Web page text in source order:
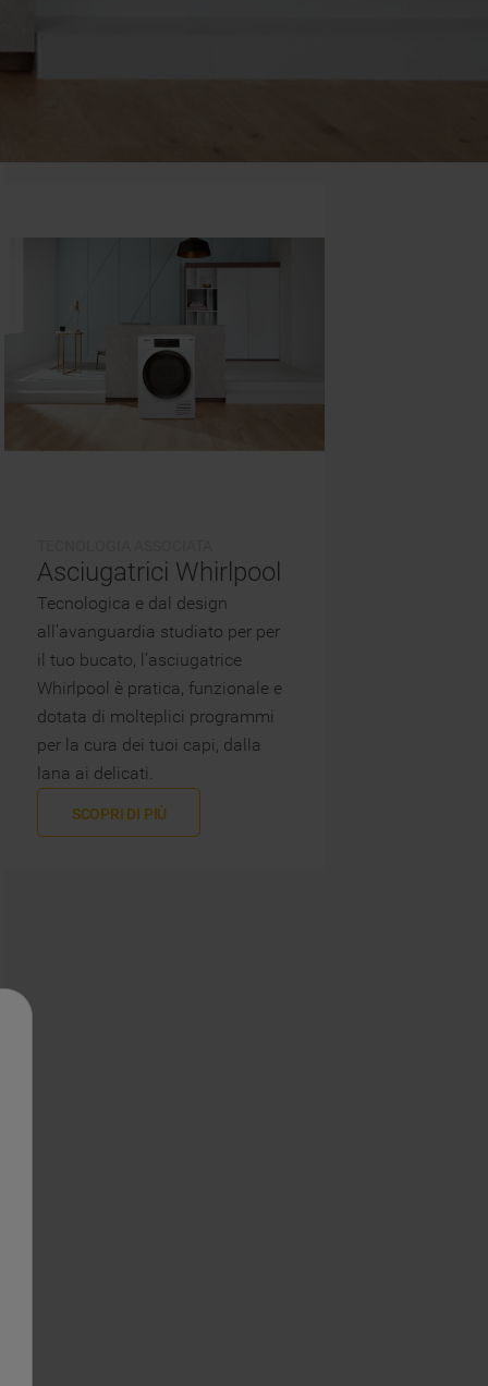
Asciugatrici Whirlpool
Tecnologica e dal design
all’avanguardia studiato per per
il tuo bucato, l’asciugatrice
Whirlpool è pratica, funzionale e
dotata di molteplici programmi
per la cura dei tuoi capi, dalla
lana ai delicati.
SCOPRI DI PIÙ